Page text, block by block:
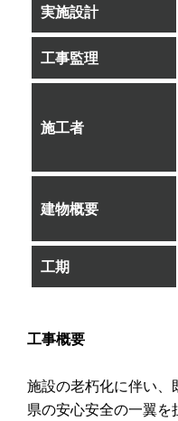
実施設計
工事監理
施工者
建物概要
工期
工事概要
施設の老朽化に伴い
県の安心安全の一翼